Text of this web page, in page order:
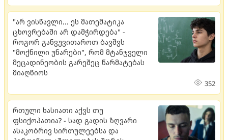
"არ ვისწავლი... ეს მათემატიკა
ცხოვრებაში არ დამჭირდება" -
როგორ განვუვითაროთ ბავშვს
"მოქნილი უნარები", რომ მტანჯველი
მეცადინეობის გარეშეც წარმატებას
მიაღწიოს
352
რთული ხასიათი აქვს თუ
ფსიქოპათია? - სად გადის ზღვარი
ასაკობრივ სირთულეებსა და